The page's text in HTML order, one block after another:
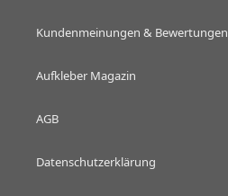
Kundenmeinungen & Bewertungen
Aufkleber Magazin
AGB
Datenschutzerklärung